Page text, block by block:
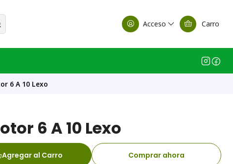
Acceso Carro
6 A 10 Lexo
6 A 10 Lexo
Agregar al Carro Comprar ahora